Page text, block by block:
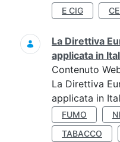
E CIG
La Direttiva
applicata in
Contenuto
La Direttiva
applicata in
FUMO
TABACCO